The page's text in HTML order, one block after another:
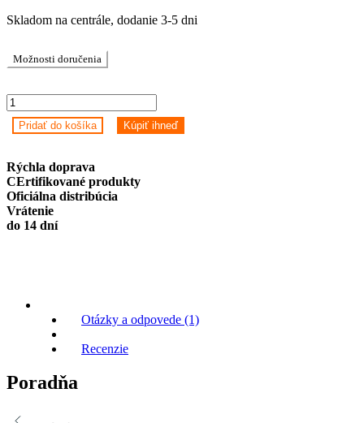
Skladom na centrále, dodanie 3-5 dni
Možnosti doručenia
Inteligentné
hodinky
Zeblaze
(čierne).
quantity
Pridať do košíka Kúpiť ihneď
Rýchla doprava
CErtifikované produkty
Oficiálna distribúcia
Vrátenie
do 14 dní
Otázky a odpovede (1)
Recenzie
Poradňa